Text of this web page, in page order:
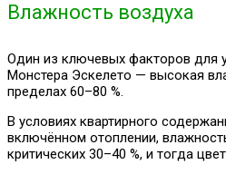
Влажность воздуха
Один из ключевых факторов для
Монстера Эскелето — высокая
пределах 60–80 %.
В условиях квартирного
включённом отоплении,
критических 30–40 %, и тогда